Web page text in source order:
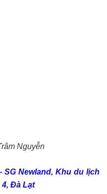
Nguyễn
SG Newland, Khu du lịch
Đà Lạt